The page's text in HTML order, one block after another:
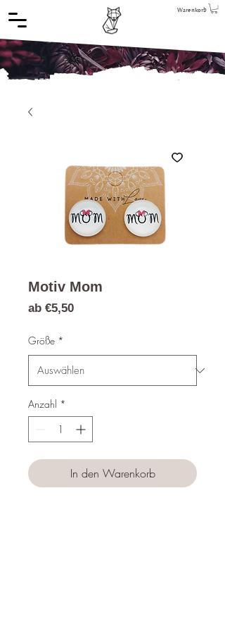
Warenkorb
Motiv Mom
ab €5,50Sale-
Größe *
Anzahl *
In den Warenkorb